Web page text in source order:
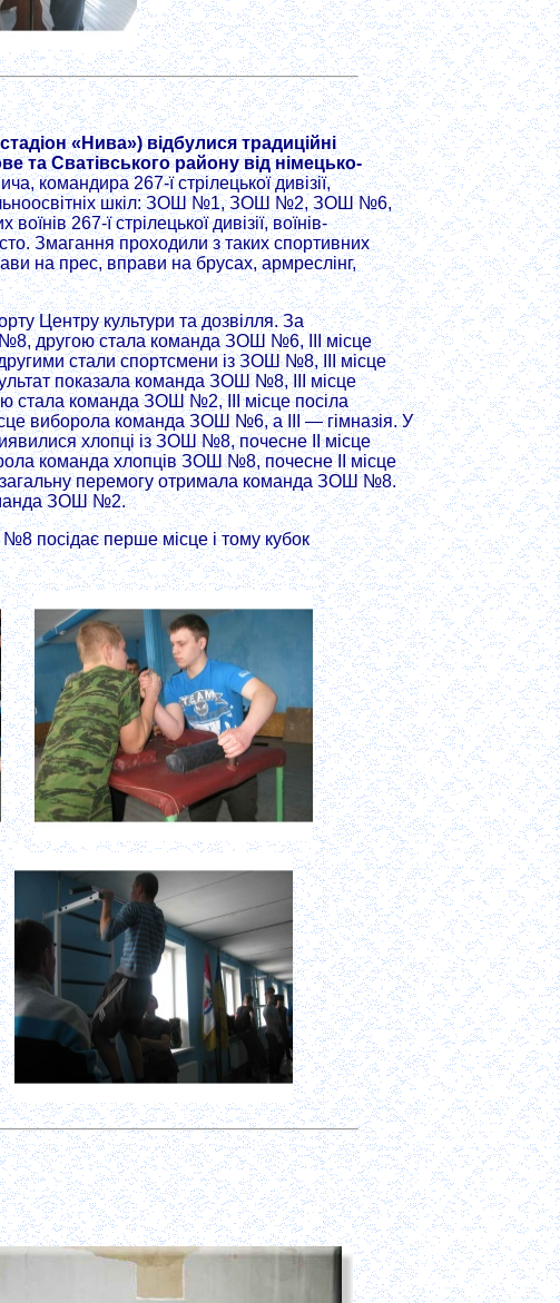
«Нива») відбулися традиційні
та Сватівського району від німецько-
командира 267-ї стрілецької дивізії,
шкіл: ЗОШ №1, ЗОШ №2, ЗОШ №6,
267-ї стрілецької дивізії, воїнів-
Змагання проходили з таких спортивних
на прес, вправи на брусах, армреслінг,
Центру культури та дозвілля. За
№8, другою стала команда ЗОШ №6, ІІІ місце
стали спортсмени із ЗОШ №8, ІІІ місце
показала команда ЗОШ №8, ІІІ місце
команда ЗОШ №2, ІІІ місце посіла
виборола команда ЗОШ №6, а ІІІ — гімназія. У
хлопці із ЗОШ №8, почесне ІІ місце
команда хлопців ЗОШ №8, почесне ІІ місце
загальну перемогу отримала команда ЗОШ №8.
ЗОШ №2.
посідає перше місце і тому кубок